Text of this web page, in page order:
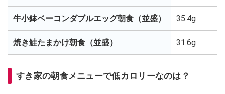
牛小鉢ベーコンダブルエッグ朝食（並盛） 35.4g
焼き鮭たまかけ朝食（並盛） 31.6g
すき家の朝食メニューで低カロリーなのは？